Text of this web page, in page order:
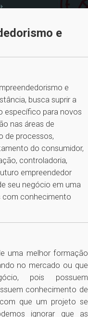
e
e
busca suprir a
específico para novos
nas áreas de
de processos,
do consumidor,
controladoria,
empreendedor
seu negócio em uma
com conhecimento
uma melhor formação
no mercado ou que
pois possuem
conhecimento de
que um projeto se
ignorar que as